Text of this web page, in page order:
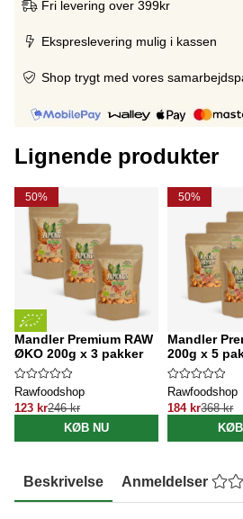
Fri levering over 399kr
Ekspreslevering mulig i kassen
Shop trygt med vores
Lignende produkter
50%
Mandler Premium RAW
ØKO 200g x 3 pakker
Rawfoodshop
123 kr246 kr
KØB NU
50%
Mandler
200g x 5
Rawfoodshop
184 kr368 kr
Beskrivelse Anmeldelser